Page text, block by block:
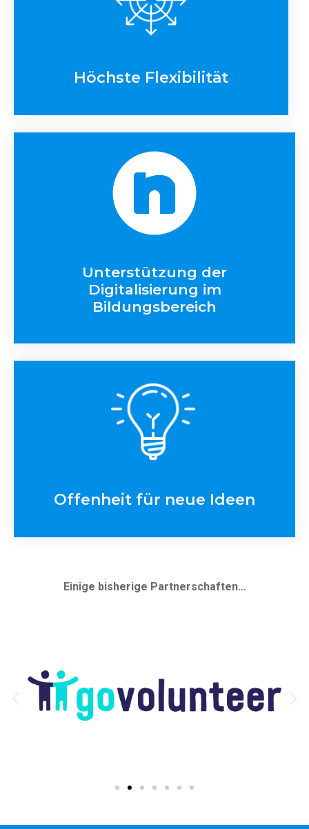
Höchste Flexibilität
Unterstützung der
Digitalisierung im
Bildungsbereich
Offenheit für neue Ideen
Einige bisherige Partnerschaften…